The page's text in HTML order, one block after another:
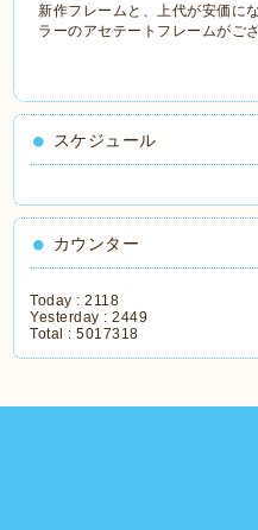
新作フレームと、上代が安価に
ラーのアセテートフレームがご
スケジュール
カウンター
Today :2118
Yesterday :2449
Total :5017318